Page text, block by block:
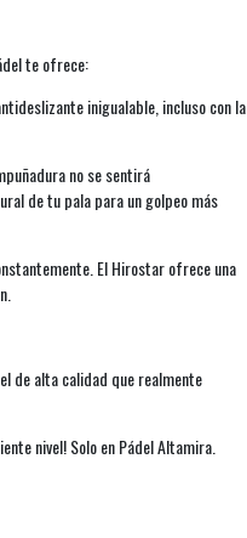
te ofrece:
inigualable, incluso con la
no se sentirá
de tu pala para un golpeo más
El Hirostar ofrece una
de alta calidad que realmente
nivel! Solo en Pádel Altamira.